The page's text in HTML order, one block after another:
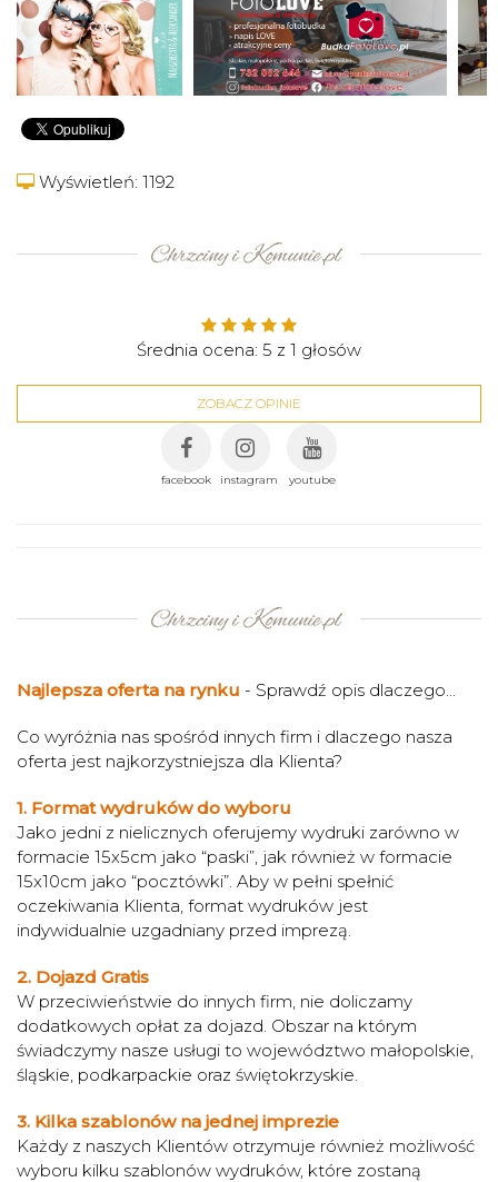
Wyświetleń: 1192
Średnia ocena: 5 z 1 głosów
ZOBACZ OPINIE
facebook instagram youtube
Najlepsza oferta na rynku - Sprawdź opis dlaczego...
Co wyróżnia nas spośród innych firm i dlaczego nasza
oferta jest najkorzystniejsza dla Klienta?
1. Format wydruków do wyboru
Jako jedni z nielicznych oferujemy wydruki zarówno w
formacie 15x5cm jako “paski”, jak również w formacie
15x10cm jako “pocztówki”. Aby w pełni spełnić
oczekiwania Klienta, format wydruków jest
indywidualnie uzgadniany przed imprezą.
2. Dojazd Gratis
W przeciwieństwie do innych firm, nie doliczamy
dodatkowych opłat za dojazd. Obszar na którym
świadczymy nasze usługi to województwo małopolskie,
śląskie, podkarpackie oraz świętokrzyskie.
3. Kilka szablonów na jednej imprezie
Każdy z naszych Klientów otrzymuje również możliwość
wyboru kilku szablonów wydruków, które zostaną